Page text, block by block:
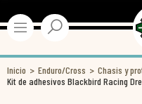
Inicio Enduro/Cross Chasis y
Kit de adhesivos Blackbird Racing